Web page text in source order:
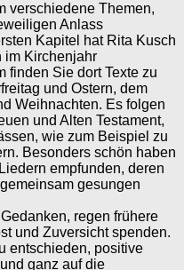
verschiedene Themen,
Anlass
Kapitel hat Rita Kusch
im Kirchenjahr
finden Sie dort Texte zu
und Ostern, dem
Weihnachten. Es folgen
und Alten Testament,
wie zum Beispiel zu
Besonders schön haben
empfunden, deren
gesungen
regen frühere
und Zuversicht spenden.
entschieden, positive
ganz auf die